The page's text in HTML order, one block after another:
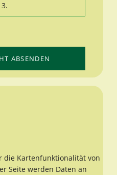
ABSENDEN
die Kartenfunktionalität von
Seite werden Daten an